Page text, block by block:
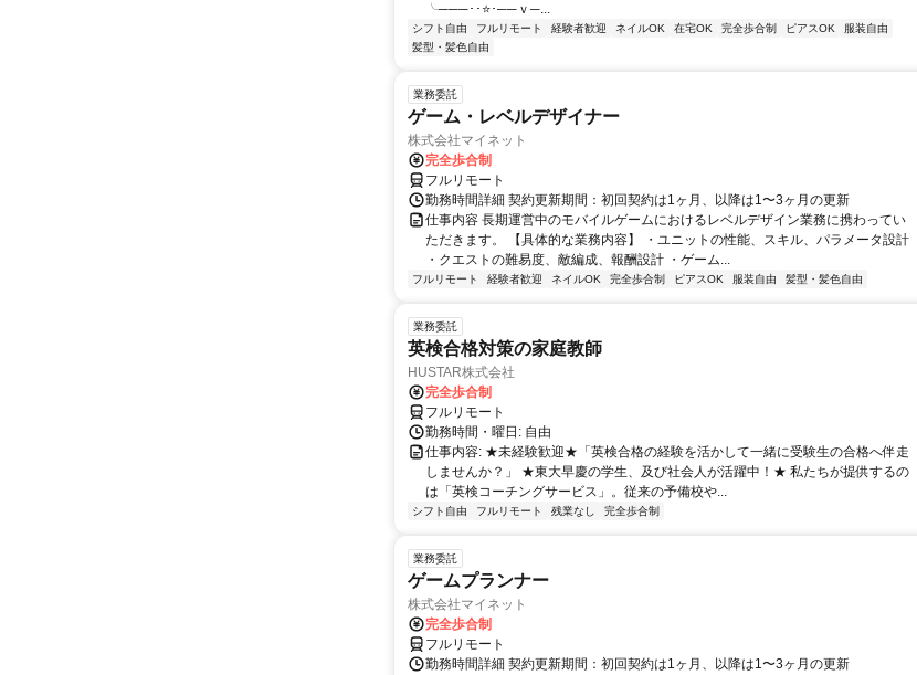
╰───･･⭐･──ｖ─...
シフト自由 フルリモート 経験者歓迎 ネイルOK 在宅OK 完全歩合制 ピアスOK
服装自由
髪型・髪色自由
業務委託
ゲーム・レベルデザイナー
株式会社マイネット
完全歩合制
フルリモート
勤務時間詳細 契約更新期間：初回契約は1ヶ月、以降は1〜3ヶ月の更新
仕事内容 長期運営中のモバイルゲームにおけるレベルデザイン業務に携わってい
ただきます。 【具体的な業務内容】 ・ユニットの性能、スキル、パラメータ設計
・クエストの難易度、敵編成、報酬設計 ・ゲーム...
フルリモート 経験者歓迎 ネイルOK 完全歩合制 ピアスOK 服装自由 髪型・髪色自由
業務委託
英検合格対策の家庭教師
HUSTAR株式会社
完全歩合制
フルリモート
勤務時間・曜日: 自由
仕事内容: ★未経験歓迎★「英検合格の経験を活かして一緒に受験生の合格へ伴走
しませんか？」 ★東大早慶の学生、及び社会人が活躍中！★ 私たちが提供するの
は「英検コーチングサービス」。従来の予備校や...
シフト自由 フルリモート 残業なし 完全歩合制
業務委託
ゲームプランナー
株式会社マイネット
完全歩合制
フルリモート
勤務時間詳細 契約更新期間：初回契約は1ヶ月、以降は1〜3ヶ月の更新